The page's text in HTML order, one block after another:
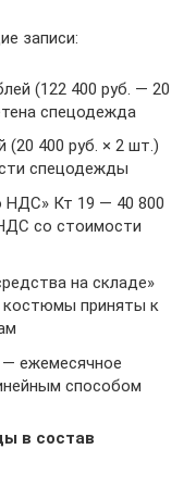
записи:
(122 400 руб. — 20
спецодежда
(20 400 руб. × 2 шт.)
спецодежды
НДС» Кт 19 — 40 800
со стоимости
на складе»
костюмы приняты к
ежемесячное
способом
в состав